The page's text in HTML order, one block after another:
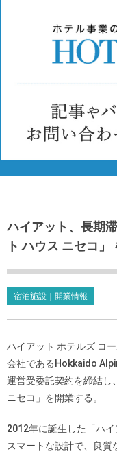
ハイアット、長期
ト ハウス ニセコ」
宿泊施設｜開業情報
ハイアット ホテルズ コ
会社であるHokkaido
運営受委託契約を締結し
ニセコ」を開業する。
2012年に誕生した「ハ
スマートな設計で、良